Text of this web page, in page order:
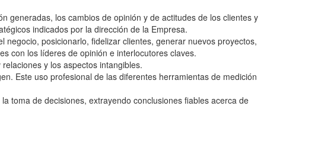
generadas, los cambios de opinión y de actitudes de los clientes y
indicados por la dirección de la Empresa.
posicionarlo, fidelizar clientes, generar nuevos proyectos,
con los líderes de opinión e interlocutores claves.
y los aspectos intangibles.
Este uso profesional de las diferentes herramientas de medición
toma de decisiones, extrayendo conclusiones fiables acerca de